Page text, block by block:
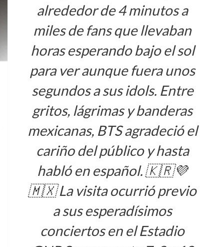
alrededor de 4 minutos a
miles de fans que llevaban
horas esperando bajo el sol
para ver aunque fuera unos
segundos a sus idols. Entre
gritos, lágrimas y banderas
mexicanas, BTS agradeció el
cariño del público y hasta
habló en español. 🇰🇷💜
🇲🇽 La visita ocurrió previo
a sus esperadísimos
conciertos en el Estadio